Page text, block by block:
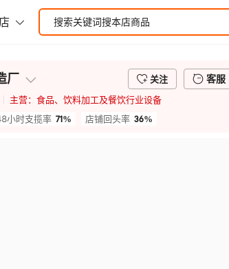
厂 关注 客服
主营：食品、饮料加工及餐饮行业设备
小时支揽率 71% 店铺回头率 36%